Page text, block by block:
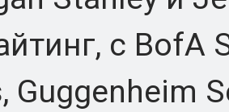
с BofA
Guggenheim